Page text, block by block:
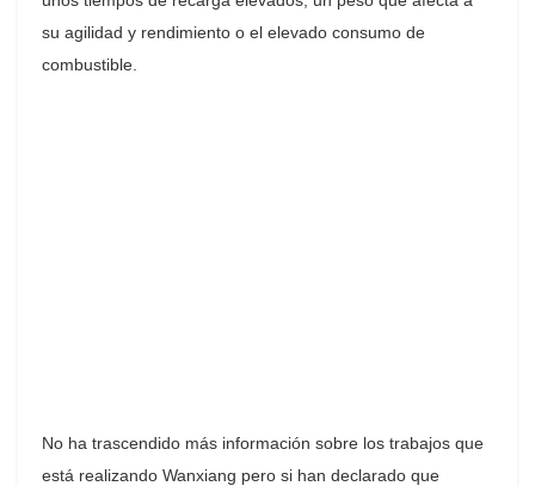
su agilidad y rendimiento o el elevado consumo de
combustible.
No ha trascendido más información sobre los trabajos que
está realizando Wanxiang pero si han declarado que